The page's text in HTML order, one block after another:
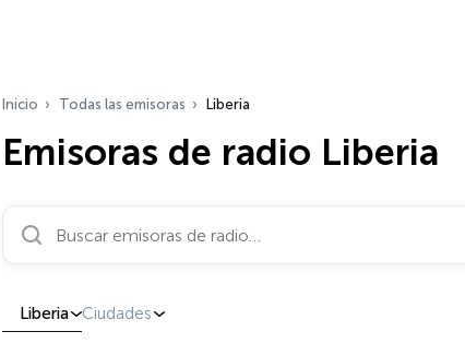
Inicio Todas las emisoras Liberia
Emisoras de radio Liberia
Buscar emisoras de radio…
Liberia Ciudades